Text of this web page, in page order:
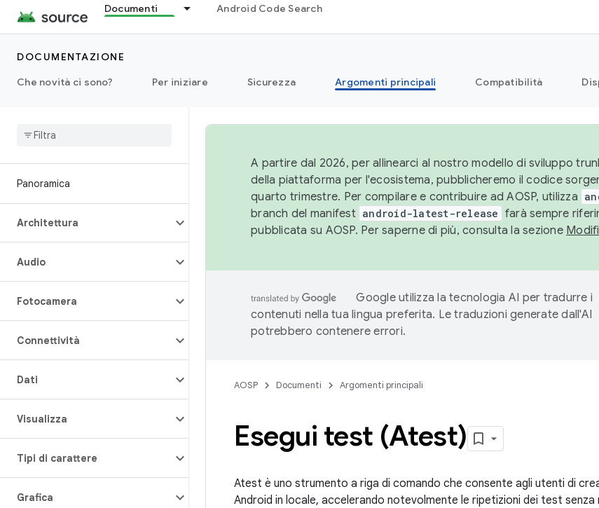
Documenti Android Code Search
DOCUMENTAZIONE
Che novità ci sono?
Per iniziare Sicurezza Argomenti principali Compatibilità
Panoramica
Architettura
Audio
Fotocamera
Connettività
Dati
Visualizza
Tipi di carattere
Grafica
A partire dal 2026, per allinearci al nostro modello di sviluppo
della piattaforma per l'ecosistema, pubblicheremo il codice
quarto trimestre. Per compilare e contribuire ad AOSP, utilizza
branch del manifest android-latest-release farà sempre
pubblicata su AOSP. Per saperne di più, consulta la sezione
Google utilizza la tecnologia AI per tradurre i
contenuti nella tua lingua preferita. Le traduzioni generate dall'AI
potrebbero contenere errori.
AOSP Documenti Argomenti principali
Esegui test (Atest)
Atest è uno strumento a riga di comando che consente agli utenti di
Android in locale, accelerando notevolmente le ripetizioni dei test